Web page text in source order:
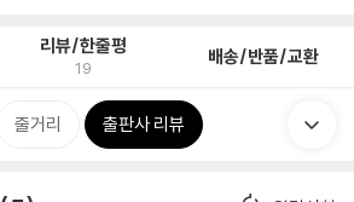
리뷰/한줄평
19 배송/반품/교환
줄거리 출판사 리뷰